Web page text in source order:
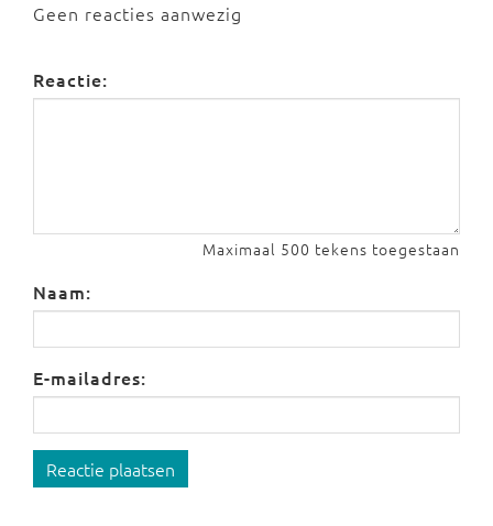
Geen reacties aanwezig
Reactie:
Maximaal 500 tekens toegestaan
Naam:
E-mailadres:
Reactie plaatsen